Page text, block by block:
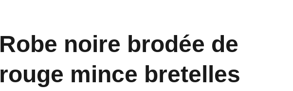
Robe noire brodée de
rouge mince bretelles